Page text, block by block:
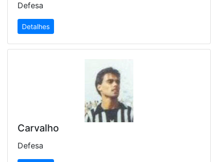
Defesa
Detalhes
Carvalho
Defesa